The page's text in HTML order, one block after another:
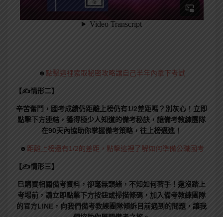
☻ 點擊這裡索取秘密攻略讓自己半年內拿下考試
【✍情形二】
辛苦奮鬥，國考成績仍距離上榜仍有1/2差距嗎？別灰心！立即
點擊下方連結，獲得極少人知道的備考秘訣，讓備考教練團隊
在90天內協助你掌握備考策略，往上榜邁進！
☻ 距離上榜還有1/2的差距，點擊這裡了解如何準備公職國考
【✍情形三】
已購買相關備考資料，卻毫無頭緒，不知如何著手！還沒踏上
考場前，請立即點擊下方按鈕或掃描條碼，加入備考教練團隊
的官方LINE，向我們備考教練團隊傾訴目前遇到的問題，讓我